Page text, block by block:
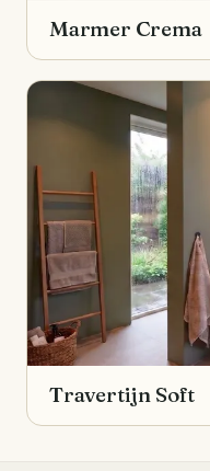
Marmer Crema
Travertijn Soft